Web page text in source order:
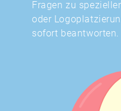
Fragen zu
oder
sofort beantworten.